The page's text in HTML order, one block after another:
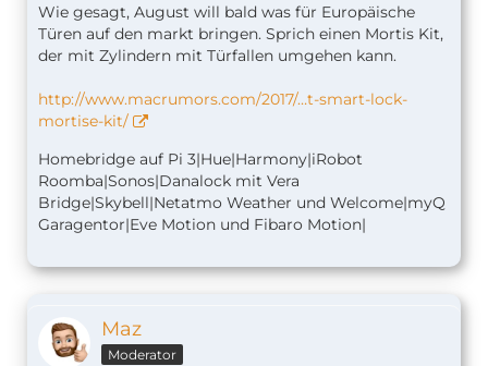
Wie gesagt, August will bald was für Europäische
Türen auf den markt bringen. Sprich einen Mortis Kit,
der mit Zylindern mit Türfallen umgehen kann.
http://www.macrumors.com/2017/…t-smart-lock-
mortise-kit/
Homebridge auf Pi 3|Hue|Harmony|iRobot
Roomba|Sonos|Danalock mit Vera
Bridge|Skybell|Netatmo Weather und Welcome|myQ
Garagentor|Eve Motion und Fibaro Motion|
Maz
Moderator